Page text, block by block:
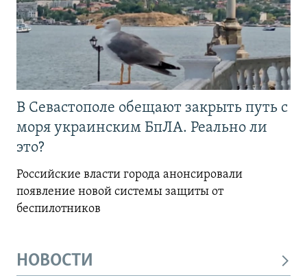
В Севастополе обещают закрыть путь с
моря украинским БпЛА. Реально ли
это?
Российские власти города анонсировали
появление новой системы защиты от
беспилотников
НОВОСТИ